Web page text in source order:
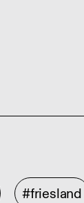
#friesland